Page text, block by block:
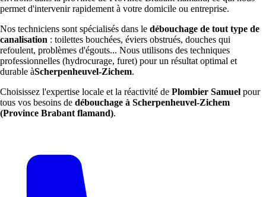
permet d'intervenir rapidement à votre domicile ou entreprise.
Nos techniciens sont spécialisés dans le débouchage de tout type de
canalisation : toilettes bouchées, éviers obstrués, douches qui
refoulent, problèmes d'égouts... Nous utilisons des techniques
professionnelles (hydrocurage, furet) pour un résultat optimal et
durable àScherpenheuvel-Zichem.
Choisissez l'expertise locale et la réactivité de Plombier Samuel pour
tous vos besoins de débouchage à Scherpenheuvel-Zichem
(Province Brabant flamand).